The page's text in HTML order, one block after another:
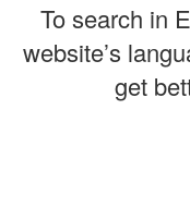
To search in
website’s
get